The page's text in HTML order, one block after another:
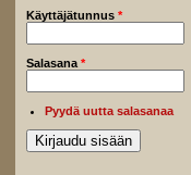
Käyttäjätunnus *
Salasana *
Pyydä uutta salasanaa